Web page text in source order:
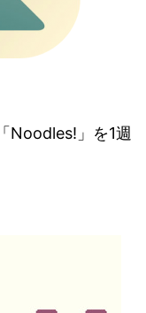
Noodles!」を1週